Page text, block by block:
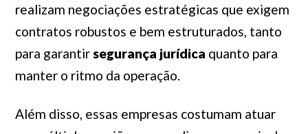
realizam negociações estratégicas que exigem
contratos robustos e bem estruturados, tanto
para garantirsegurança jurídica quanto para
manter o ritmo da operação.
Além disso, essas empresas costumam atuar